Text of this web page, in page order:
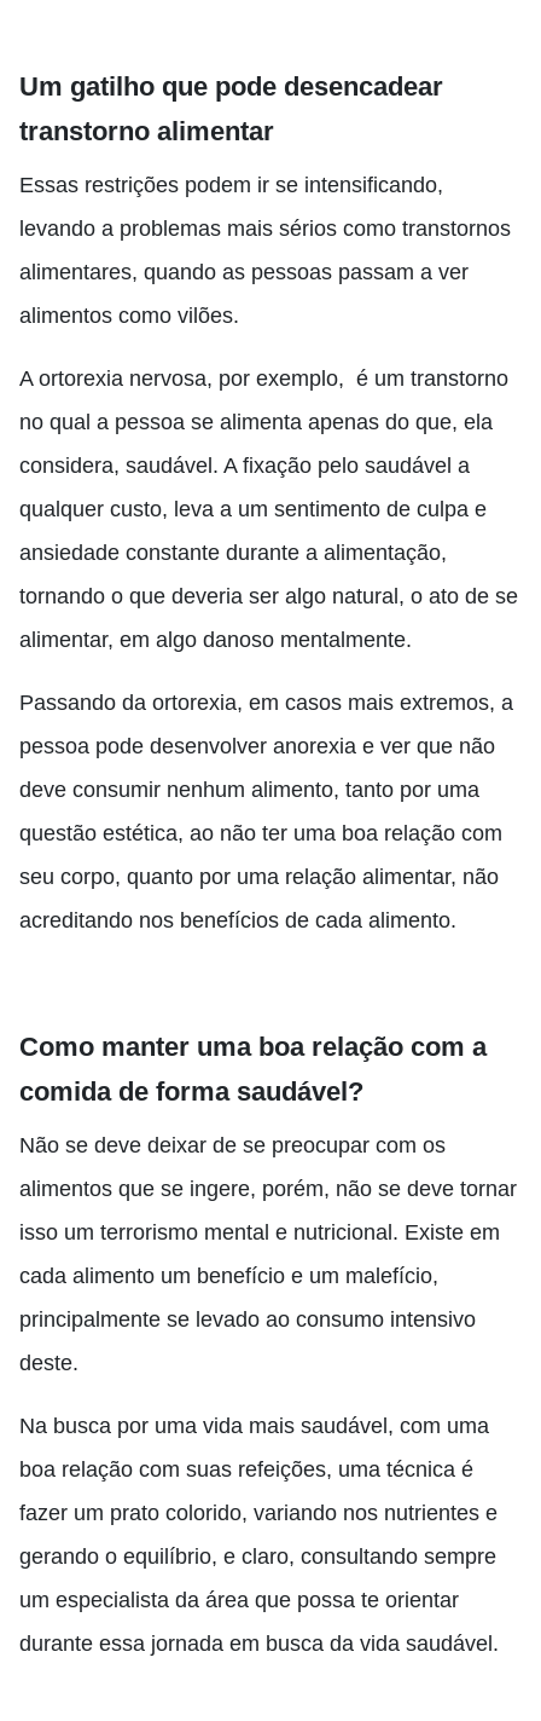
Um gatilho que pode desencadear
transtorno alimentar
Essas restrições podem ir se intensificando,
levando a problemas mais sérios como transtornos
alimentares, quando as pessoas passam a ver
alimentos como vilões.
A ortorexia nervosa, por exemplo, é um transtorno
no qual a pessoa se alimenta apenas do que, ela
considera, saudável. A fixação pelo saudável a
qualquer custo, leva a um sentimento de culpa e
ansiedade constante durante a alimentação,
tornando o que deveria ser algo natural, o ato de se
alimentar, em algo danoso mentalmente.
Passando da ortorexia, em casos mais extremos, a
pessoa pode desenvolver anorexia e ver que não
deve consumir nenhum alimento, tanto por uma
questão estética, ao não ter uma boa relação com
seu corpo, quanto por uma relação alimentar, não
acreditando nos benefícios de cada alimento.
Como manter uma boa relação com a
comida de forma saudável?
Não se deve deixar de se preocupar com os
alimentos que se ingere, porém, não se deve tornar
isso um terrorismo mental e nutricional. Existe em
cada alimento um benefício e um malefício,
principalmente se levado ao consumo intensivo
deste.
Na busca por uma vida mais saudável, com uma
boa relação com suas refeições, uma técnica é
fazer um prato colorido, variando nos nutrientes e
gerando o equilíbrio, e claro, consultando sempre
um especialista da área que possa te orientar
durante essa jornada em busca da vida saudável.